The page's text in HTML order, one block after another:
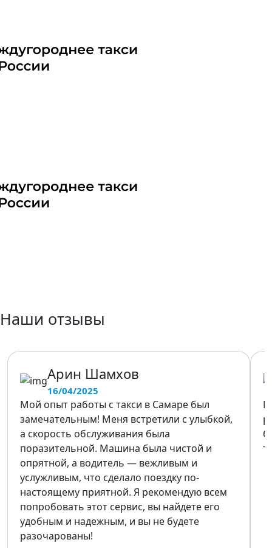
Наши отзывы
Арин Шамхов
16/04/2025
Мой опыт работы с такси в Самаре был
замечательным! Меня встретили с улыбкой,
а скорость обслуживания была
поразительной. Машина была чистой и
опрятной, а водитель — вежливым и
услужливым, что сделало поездку по-
настоящему приятной. Я рекомендую всем
попробовать этот сервис, вы найдете его
удобным и надежным, и вы не будете
разочарованы!